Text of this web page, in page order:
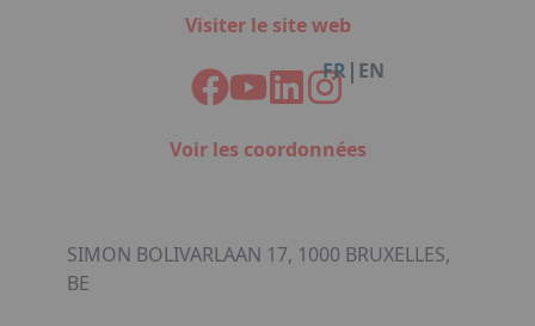
Organisation de Salons à Metz
à Metz
Qui sommes-nous ?
Accéder au complexe
Nos références
Notre plaquette commerciale
FR | EN
Visiter le site web
Voir les coordonnées
SIMON BOLIVARLAAN 17, 1000 BRUXELLES,
BE